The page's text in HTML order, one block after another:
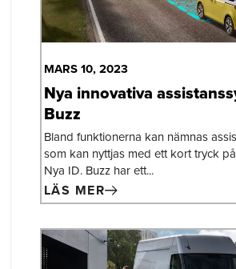
MARS 10, 2023
Nya innovativa
Buzz
Bland funktionerna kan nämnas
som kan nyttjas med ett kort tryck
Nya ID. Buzz har ett...
LÄS MER